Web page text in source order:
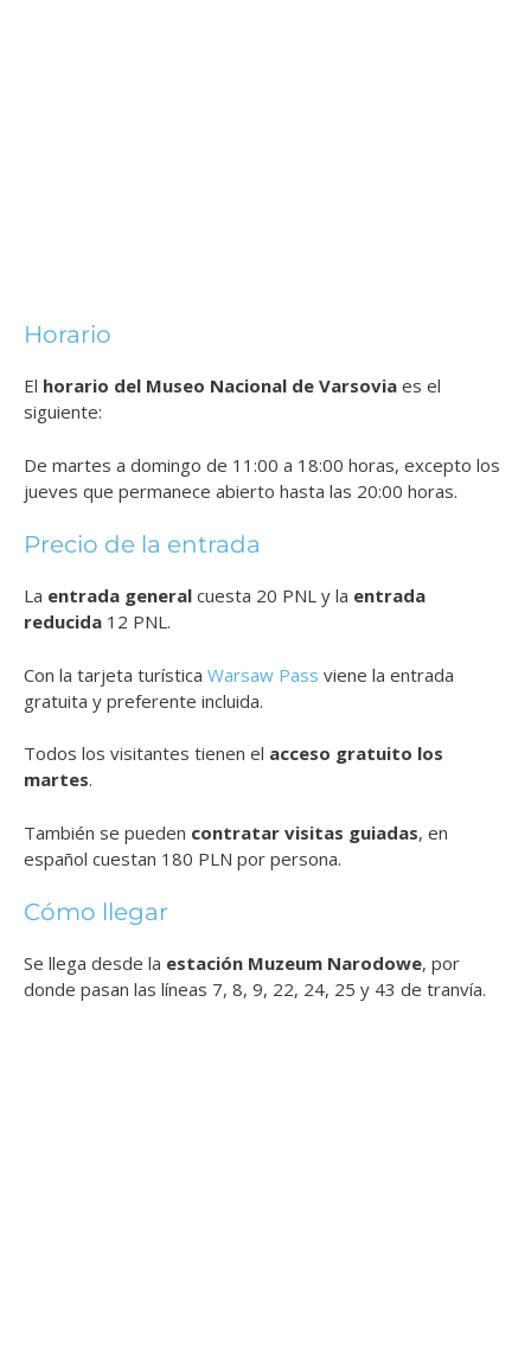
Horario
El horario del Museo Nacional de Varsovia es el
siguiente:
De martes a domingo de 11:00 a 18:00 horas, excepto los
jueves que permanece abierto hasta las 20:00 horas.
Precio de la entrada
La entrada general cuesta 20 PNL y la entrada
reducida 12 PNL.
Con la tarjeta turística Warsaw Pass viene la entrada
gratuita y preferente incluida.
Todos los visitantes tienen el acceso gratuito los
martes.
También se pueden contratar visitas guiadas, en
español cuestan 180 PLN por persona.
Cómo llegar
Se llega desde la estación Muzeum Narodowe, por
donde pasan las líneas 7, 8, 9, 22, 24, 25 y 43 de tranvía.